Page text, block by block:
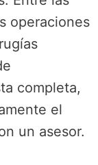
operaciones
completa,
el
un asesor.